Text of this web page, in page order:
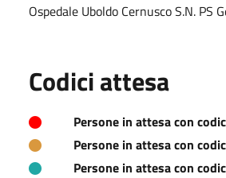
Ospedale Uboldo Cernusco S.N. PS
Codici attesa
Persone in attesa con
Persone in attesa con
Persone in attesa con